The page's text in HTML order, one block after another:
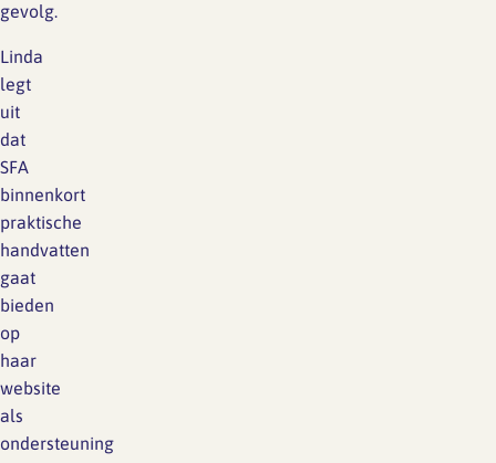
gevolg.
Linda
legt
uit
dat
SFA
binnenkort
praktische
handvatten
gaat
bieden
op
haar
website
als
ondersteuning